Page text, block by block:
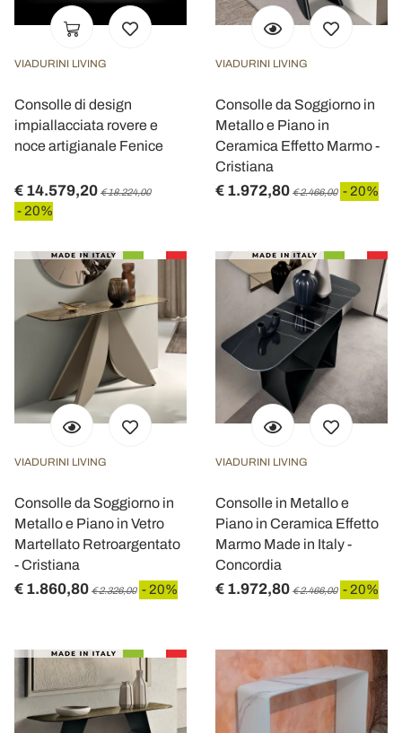
VIADURINI LIVING
Consolle di design
impiallacciata rovere e
noce artigianale Fenice
€ 14.579,20 € 18.224,00
- 20%
VIADURINI LIVING
Consolle da Soggiorno in
Metallo e Piano in
Ceramica Effetto Marmo -
Cristiana
€ 1.972,80 € 2.466,00 - 20%
VIADURINI LIVING
Consolle da Soggiorno in
Metallo e Piano in Vetro
Martellato Retroargentato
- Cristiana
€ 1.860,80 € 2.326,00 - 20%
VIADURINI LIVING
Consolle in Metallo e
Piano in Ceramica Effetto
Marmo Made in Italy -
Concordia
€ 1.972,80 € 2.466,00 - 20%